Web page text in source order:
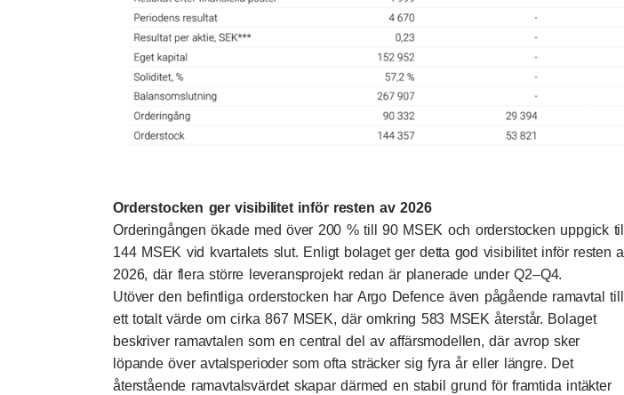
Orderstocken ger visibilitet inför resten av 2026
Orderingången ökade med över 200 % till 90 MSEK och orderstocken uppgick till
144 MSEK vid kvartalets slut. Enligt bolaget ger detta god visibilitet inför resten
2026, där flera större leveransprojekt redan är planerade under Q2–Q4.
Utöver den befintliga orderstocken har Argo Defence även pågående ramavtal till
ett totalt värde om cirka 867 MSEK, där omkring 583 MSEK återstår. Bolaget
beskriver ramavtalen som en central del av affärsmodellen, där avrop sker
löpande över avtalsperioder som ofta sträcker sig fyra år eller längre. Det
återstående ramavtalsvärdet skapar därmed en stabil grund för framtida intäkter